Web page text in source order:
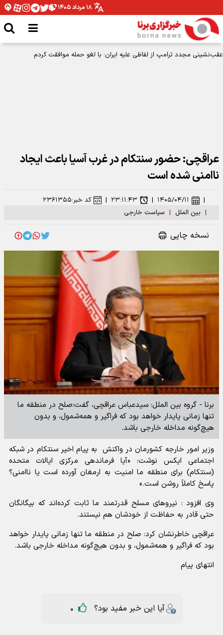
۱۸ مرداد ۱۴۰۵
عراقچی: حضور سنتکام در غرب آسیا باعث ایجاد
ناامنی شده است
| بین الملل | سیاست خارجی
| ۱۴۰۵/۰۴/۱۱ | ۲۳:۱۱:۴۳ | کد خبر:۲۳۶۱۳۵۵
نسخه چاپی
برنا - گروه بین الملل: سیدعباس عراقچی، گفت:صلح در منطقه ما
تنها زمانی پایدار خواهد بود که فراگیر و همه‌شمول، و بدون
هیچ‌گونه مداخله خارجی باشد.
وزیر امور خارجه کشورمان در واکنش به پیام اخیر سنتکام در شبکه
اجتماعی ایکس نوشت: «آیا فرماندهی مرکزی ایالات متحده
(سنتکام) برای منطقه ما امنیت به ارمغان آورده است یا ناامنی؟
پاسخ کاملاً روشن است.»
وی افزود : نیروهای مسلح قدرتمند ما ثابت کرده‌اند که بیگانگان
حتی قادر به حفاظت از خودشان هم نیستند.
عراقچی خاطرنشان کرد: صلح در منطقه ما تنها زمانی پایدار خواهد
بود که فراگیر و همه‌شمول، و بدون هیچ‌گونه مداخله خارجی باشد.
انتهای پیام
آیا این خبر مفید بود؟ 0